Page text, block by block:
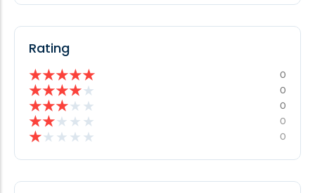
Rating
★★★★★ 0
★★★★★ 0
★★★★ ★ 0
★★★ ★ ★ 0
★★ ★ ★ ★ 0